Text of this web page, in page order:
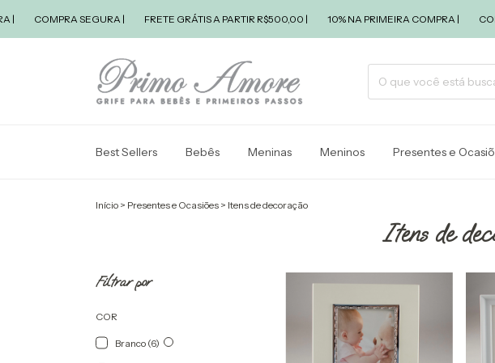
COMPRA SEGURA | FRETE GRÁTIS A PARTIR R$500,00 | 10% NA PRIMEIRA COMPRA |
Best Sellers Bebês Meninas Meninos Presentes e
Início > Presentes e Ocasiões > Itens de decoração
Itens de
Filtrar por
COR
Branco (6)